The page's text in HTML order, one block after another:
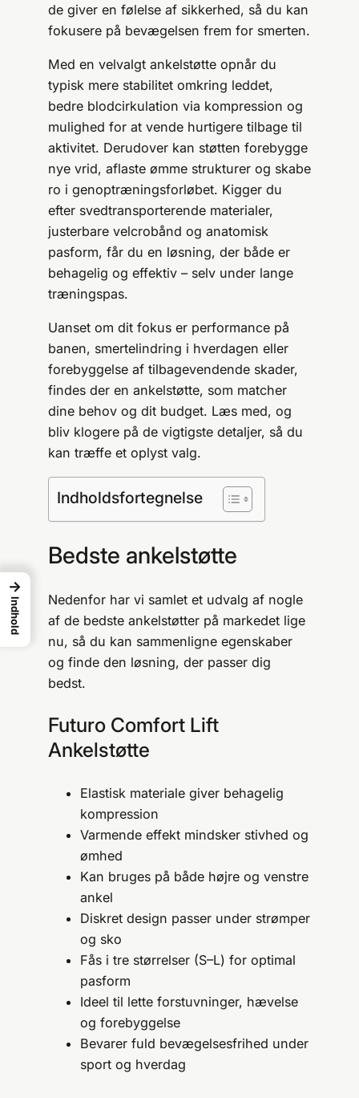
de giver en følelse af sikkerhed, så du kan
fokusere på bevægelsen frem for smerten.
Med en velvalgt ankelstøtte opnår du
typisk mere stabilitet omkring leddet,
bedre blodcirkulation via kompression og
mulighed for at vende hurtigere tilbage til
aktivitet. Derudover kan støtten forebygge
nye vrid, aflaste ømme strukturer og skabe
ro i genoptrænings­forløbet. Kigger du
efter svedtransporterende materialer,
justerbare velcrobånd og anatomisk
pasform, får du en løsning, der både er
behagelig og effektiv – selv under lange
træningspas.
Uanset om dit fokus er performance på
banen, smertelindring i hverdagen eller
forebyggelse af tilbagevendende skader,
findes der en ankelstøtte, som matcher
dine behov og dit budget. Læs med, og
bliv klogere på de vigtigste detaljer, så du
kan træffe et oplyst valg.
Indholdsfortegnelse
Bedste ankelstøtte
Nedenfor har vi samlet et udvalg af nogle
af de bedste ankelstøtter på markedet lige
nu, så du kan sammenligne egenskaber
og finde den løsning, der passer dig
bedst.
Futuro Comfort Lift
Ankelstøtte
Elastisk materiale giver behagelig
kompression
Varmende effekt mindsker stivhed og
ømhed
Kan bruges på både højre og venstre
ankel
Diskret design passer under strømper
og sko
Fås i tre størrelser (S–L) for optimal
pasform
Ideel til lette forstuvninger, hævelse
og forebyggelse
Bevarer fuld bevægelsesfrihed under
sport og hverdag
→
Indhold